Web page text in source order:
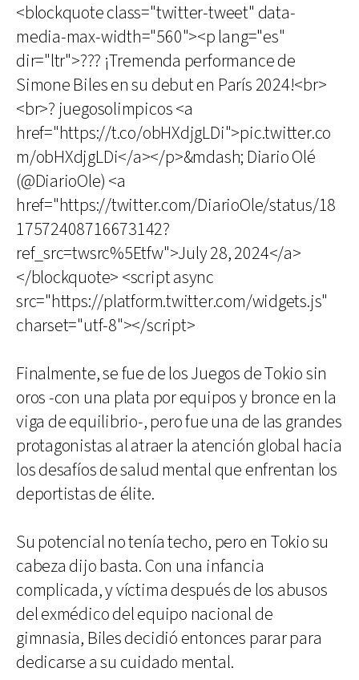
<blockquote class="twitter-tweet" data-
media-max-width="560"><p lang="es"
dir="ltr">??? ¡Tremenda performance de
Simone Biles en su debut en París 2024!<br>
<br>? juegosolimpicos <a
href="https://t.co/obHXdjgLDi">pic.twitter.co
m/obHXdjgLDi</a></p>&mdash; Diario Olé
(@DiarioOle) <a
href="https://twitter.com/DiarioOle/status/18
17572408716673142?
ref_src=twsrc%5Etfw">July 28, 2024</a>
</blockquote> <script async
src="https://platform.twitter.com/widgets.js"
charset="utf-8"></script>
Finalmente, se fue de los Juegos de Tokio sin
oros -con una plata por equipos y bronce en la
viga de equilibrio-, pero fue una de las grandes
protagonistas al atraer la atención global hacia
los desafíos de salud mental que enfrentan los
deportistas de élite.
Su potencial no tenía techo, pero en Tokio su
cabeza dijo basta. Con una infancia
complicada, y víctima después de los abusos
del exmédico del equipo nacional de
gimnasia, Biles decidió entonces parar para
dedicarse a su cuidado mental.